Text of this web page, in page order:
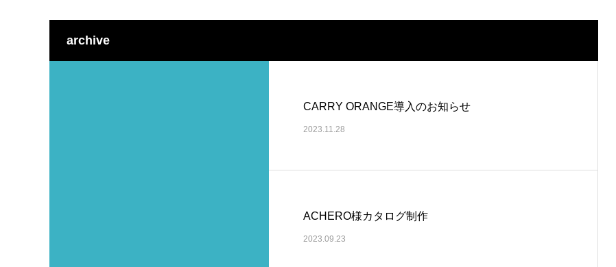
archive
CARRY ORANGE導入のお知らせ
2023.11.28
ACHERO様カタログ制作
2023.09.23